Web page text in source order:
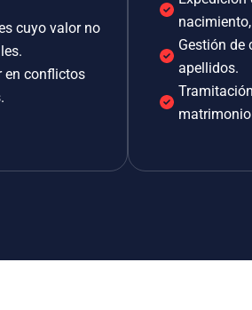
cuyo valor no
en conflictos
Gestión de
apellidos.